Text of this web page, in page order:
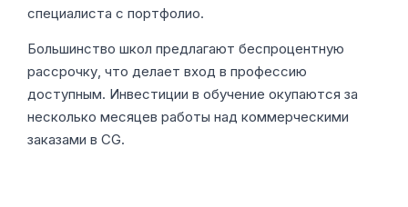
специалиста с портфолио.
Большинство школ предлагают беспроцентную
рассрочку, что делает вход в профессию
доступным. Инвестиции в обучение окупаются за
несколько месяцев работы над коммерческими
заказами в CG.